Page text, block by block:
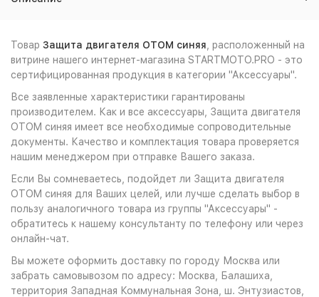
Товар Защита двигателя OTOM синяя , расположенный на
витрине нашего интернет-магазина STARTMOTO.PRO - это
сертифицированная продукция в категории "Аксессуары".
Все заявленные характеристики гарантированы
производителем. Как и все аксессуары, Защита двигателя
OTOM синяя имеет все необходимые сопроводительные
документы. Качество и комплектация товара проверяется
нашим менеджером при отправке Вашего заказа.
Если Вы сомневаетесь, подойдет ли Защита двигателя
OTOM синяя для Ваших целей, или лучше сделать выбор в
пользу аналогичного товара из группы "Аксессуары" -
обратитесь к нашему консультанту по телефону или через
онлайн-чат.
Вы можете оформить доставку по городу Москва или
забрать самовывозом по адресу: Москва, Балашиха,
территория Западная Коммунальная Зона, ш. Энтузиастов,